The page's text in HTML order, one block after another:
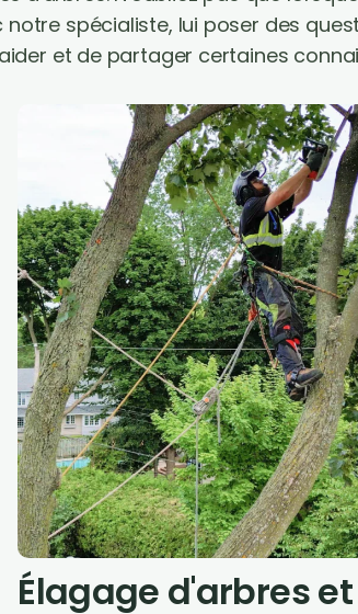
spécialiste, lui poser des
et de partager certaines
Élagage d'arbres et